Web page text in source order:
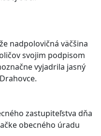
nadpolovičná väčšina
svojim podpisom
vyjadrila jasný
zastupiteľstva dňa
obecného úradu